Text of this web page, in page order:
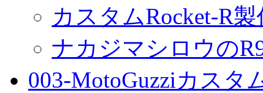
カスタムRocket-R
ナカジマシロウの
003-MotoGuzziカスタ